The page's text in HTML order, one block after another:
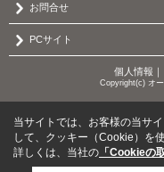
お問合せ
PCサイト
個人情報 ｜
Copyright(c) オ
当サイトでは、お客様の当サ
して、クッキー（Cookie）を
詳しくは、当社の 「Cookieの